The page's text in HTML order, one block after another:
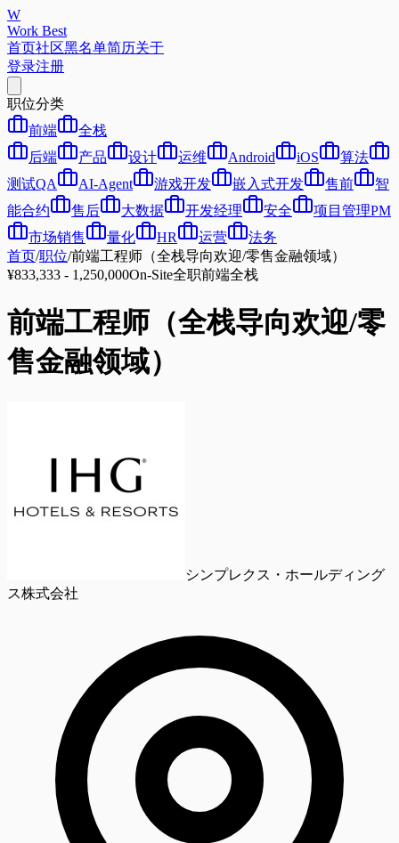
W
Work Best
首页社区黑名单简历关于
登录注册
职位分类
前端
全栈
后端
产品 设计 运维 Android iOS
算法
测试QA
AI-Agent 游戏开发 嵌入式开发 售前
智
能合约
售后 大数据 开发经理 安全
项目管理PM
市场销售
量化 HR 运营
法务
首页/职位/前端工程师（全栈导向欢迎/零售金融领域）
¥833,333 - 1,250,000On-Site全职前端全栈
前端工程师（全栈导向欢迎/零
售金融领域）
シンプレクス・ホールディング
ス株式会社